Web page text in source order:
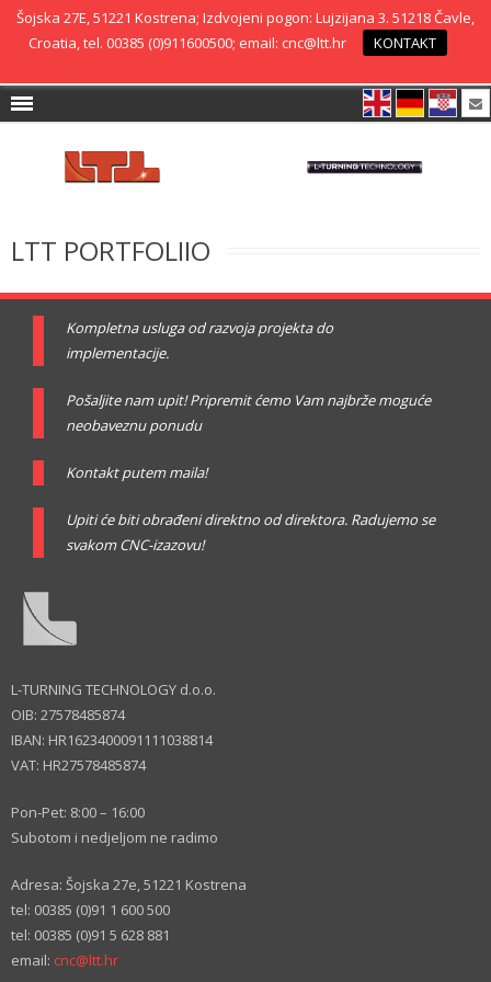
Šojska 27E, 51221 Kostrena; Izdvojeni pogon: Lujzijana 3. 51218 Čavle,
Croatia, tel. 00385 (0)911600500; email: cnc@ltt.hr
KONTAKT
LTT PORTFOLIIO
Kompletna usluga od razvoja projekta do
implementacije.
Pošaljite nam upit! Pripremit ćemo Vam najbrže moguće
neobaveznu ponudu
Kontakt putem maila!
Upiti će biti obrađeni direktno od direktora. Radujemo se
svakom CNC-izazovu!
L-TURNING TECHNOLOGY d.o.o.
OIB: 27578485874
IBAN: HR1623400091111038814
VAT: HR27578485874
Pon-Pet: 8:00 – 16:00
Subotom i nedjeljom ne radimo
Adresa: Šojska 27e, 51221 Kostrena
tel: 00385 (0)91 1 600 500
tel: 00385 (0)91 5 628 881
email: cnc@ltt.hr